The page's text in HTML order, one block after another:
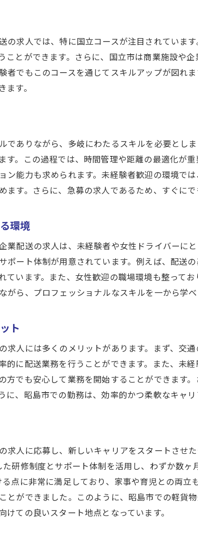
即戦力としての活躍の場
経験者向けの特別待遇
東京都昭島市での配送エリアの特徴
未経験者でも安心の研修制度
東京都昭島市でのサポート体制
軽貨物配送業務の基本知識
始めやすい仕事のポイント
女性歓迎軽貨物企業配送の急募東京都昭島市
女性に適した柔軟なシフト制度
働きやすい環境の整備
軽貨物配送で女性が選ばれる理由
未経験者歓迎国立コースで始める軽貨物企業
国立コースの特徴と魅力
初めての配送の準備と心得
未経験から成功するためのポイント
東京都昭島市で経験者大歓迎軽貨物企業配送
経験者に嬉しい高待遇の内容
の求人では、特に国立コースが注目されていま
ことができます。さらに、国立市は商業施設や
者でもこのコースを通じてスキルアップが図れ
す。
でありながら、多岐にわたるスキルを必要とし
す。この過程では、時間管理や距離の最適化が
ン能力も求められます。未経験者歓迎の環境で
ます。さらに、急募の求人であるため、すぐにで
環境
業配送の求人は、未経験者や女性ドライバーに
ポート体制が用意されています。例えば、配送
ています。また、女性歓迎の職場環境も整って
がら、プロフェッショナルなスキルを一から学べ
ト
求人には多くのメリットがあります。まず、交
的に配送業務を行うことができます。また、未
方でも安心して業務を開始することができます
に、昭島市での勤務は、効率的かつ柔軟なキャリ
求人に応募し、新しいキャリアをスタートさせ
研修制度とサポート体制を活用し、わずか数
点に非常に満足しており、家事や育児との両
とができました。このように、昭島市での軽貨
ての良いスタート地点となっています。